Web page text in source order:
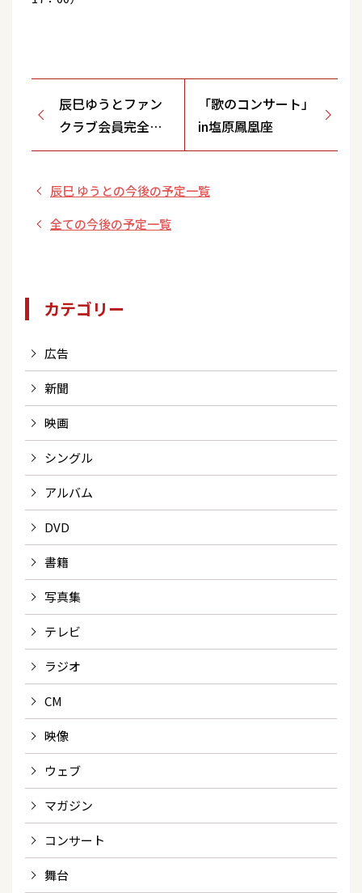
辰巳ゆうとファン
クラブ会員完全限
定イベント 「YOU
屋」【東京】
「歌のコンサート」
in塩原鳳凰座
辰巳 ゆうとの今後の予定一覧
全ての今後の予定一覧
カテゴリー
広告
新聞
映画
シングル
アルバム
DVD
書籍
写真集
テレビ
ラジオ
CM
映像
ウェブ
マガジン
コンサート
舞台